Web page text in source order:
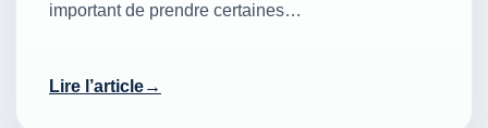
important de prendre certaines…
Lire l’article